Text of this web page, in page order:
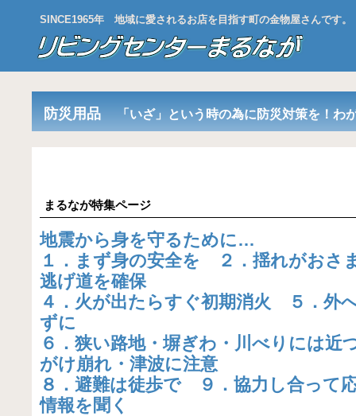
SINCE1965年 地域に愛されるお店を目指す町の金物屋さんです。
防災用品 「いざ」という時の為に防災対策を！わ
まるなが特集ページ
地震から身を守るために…
１．まず身の安全を ２．揺れがおさ
逃げ道を確保
４．火が出たらすぐ初期消火 ５．外
ずに
６．狭い路地・塀ぎわ・川べりには
がけ崩れ・津波に注意
８．避難は徒歩で ９．協力し合って
情報を聞く